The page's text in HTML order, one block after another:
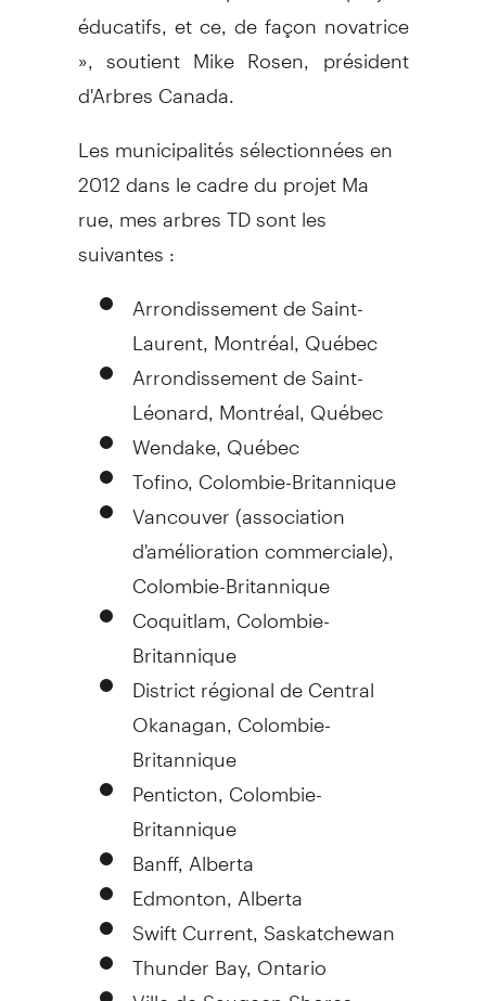
éducatifs, et ce, de façon novatrice
», soutient Mike Rosen, président
d'Arbres Canada.
Les municipalités sélectionnées en
2012 dans le cadre du projet Ma
rue, mes arbres TD sont les
suivantes :
Arrondissement de Saint-
Laurent, Montréal, Québec
Arrondissement de Saint-
Léonard, Montréal, Québec
Wendake, Québec
Tofino, Colombie-Britannique
Vancouver (association
d'amélioration commerciale),
Colombie-Britannique
Coquitlam, Colombie-
Britannique
District régional de Central
Okanagan, Colombie-
Britannique
Penticton, Colombie-
Britannique
Banff, Alberta
Edmonton, Alberta
Swift Current, Saskatchewan
Thunder Bay, Ontario